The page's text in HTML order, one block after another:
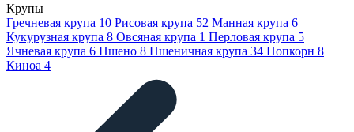
Крупы
Гречневая крупа 10 Рисовая крупа 52 Манная крупа 6
Кукурузная крупа 8 Овсяная крупа 1 Перловая крупа 5
Ячневая крупа 6 Пшено 8 Пшеничная крупа 34 Попкорн 8
Киноа 4